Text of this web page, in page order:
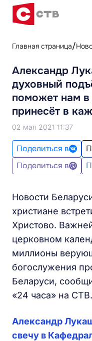
Главная страница
Александр
духовный
поможет нам
принесёт в
02 мая 2021 11:37
Поделиться в
Поделиться в
Новости
христиане
Христово.
церковном
миллионы
богослужения
Беларуси,
«24 часа» на СТВ.
Александр
свечу в